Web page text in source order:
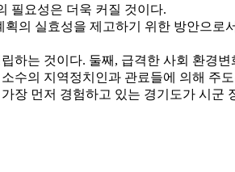
필요성은 더욱 커질 것이다.
의 실효성을 제고하기 위한 방안으로
하는 것이다. 둘째, 급격한 사회 환경
수의 지역정치인과 관료들에 의해 주
장 먼저 경험하고 있는 경기도가 시군